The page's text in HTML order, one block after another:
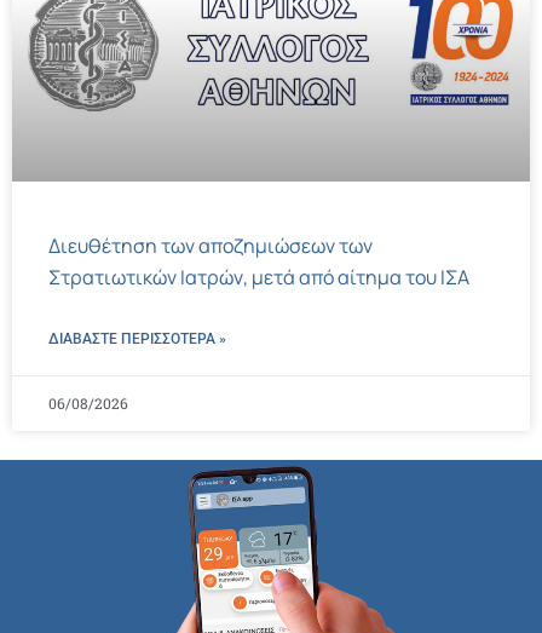
Διευθέτηση των αποζημιώσεων των
Στρατιωτικών Ιατρών, μετά από αίτημα του ΙΣΑ
ΔΙΑΒΑΣΤΕ ΠΕΡΙΣΣΌΤΕΡΑ »
06/08/2026